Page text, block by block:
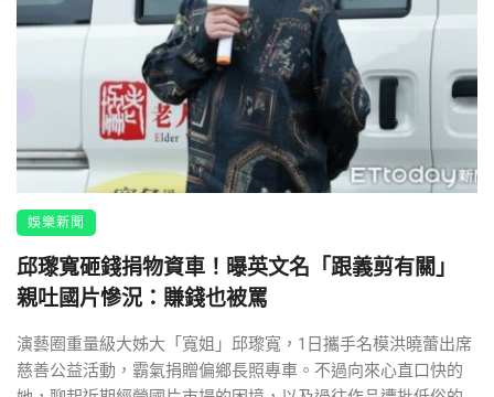
娛樂新聞
邱瓈寬砸錢捐物資車！曝英文名「跟義剪有關」
親吐國片慘況：賺錢也被罵
演藝圈重量級大姊大「寬姐」邱瓈寬，1日攜手名模洪曉蕾出席
慈善公益活動，霸氣捐贈偏鄉長照專車。不過向來心直口快的